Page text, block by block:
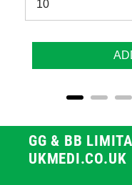
GG & BB
UKMEDI.CO.UK